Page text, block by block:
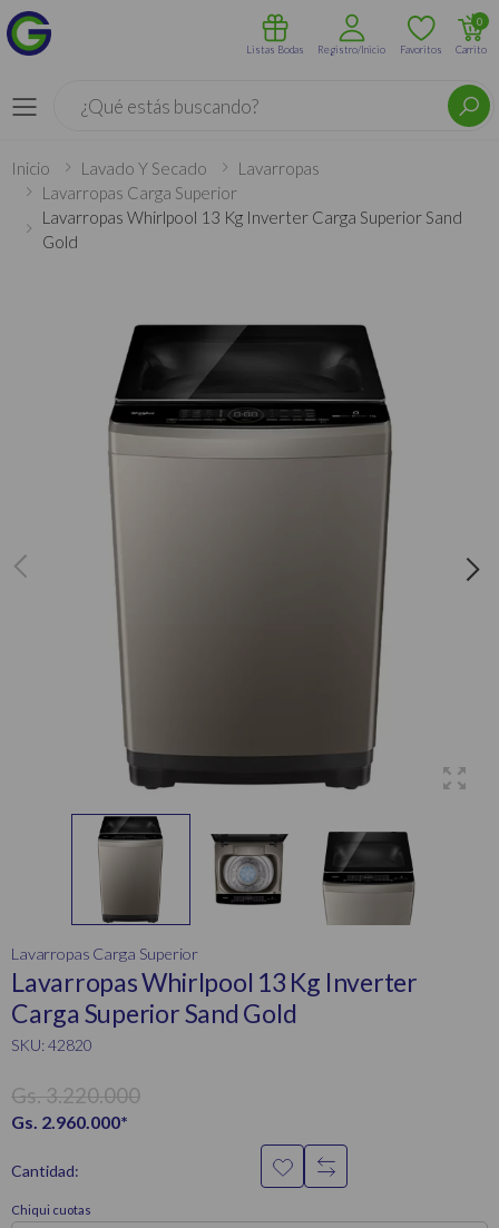
Menú
Listas Bodas Registro/Inicio Favoritos Carrito
0
Inicio Lavado Y Secado
Lavarropas
Lavarropas Carga Superior
Lavarropas Whirlpool 13 Kg Inverter Carga Superior Sand
Gold
Lavarropas Carga Superior
Lavarropas Whirlpool 13 Kg Inverter
Carga Superior Sand Gold
SKU: 42820
Gs. 3.220.000
Gs. 2.960.000*
Cantidad:
Chiqui cuotas